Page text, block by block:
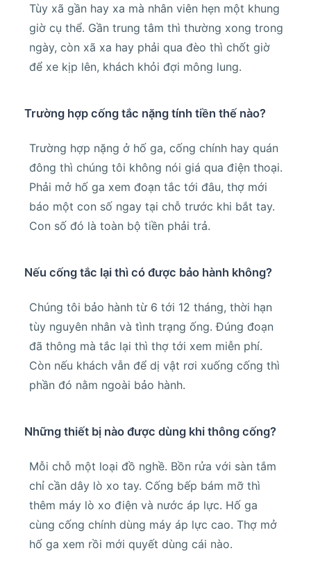
Tùy xã gần hay xa mà nhân viên hẹn một khung
giờ cụ thể. Gần trung tâm thì thường xong trong
ngày, còn xã xa hay phải qua đèo thì chốt giờ
để xe kịp lên, khách khỏi đợi mông lung.
Trường hợp cống tắc nặng tính tiền thế nào?
Trường hợp nặng ở hố ga, cống chính hay quán
đông thì chúng tôi không nói giá qua điện thoại.
Phải mở hố ga xem đoạn tắc tới đâu, thợ mới
báo một con số ngay tại chỗ trước khi bắt tay.
Con số đó là toàn bộ tiền phải trả.
Nếu cống tắc lại thì có được bảo hành không?
Chúng tôi bảo hành từ 6 tới 12 tháng, thời hạn
tùy nguyên nhân và tình trạng ống. Đúng đoạn
đã thông mà tắc lại thì thợ tới xem miễn phí.
Còn nếu khách vẫn để dị vật rơi xuống cống thì
phần đó nằm ngoài bảo hành.
Những thiết bị nào được dùng khi thông cống?
Mỗi chỗ một loại đồ nghề. Bồn rửa với sàn tắm
chỉ cần dây lò xo tay. Cống bếp bám mỡ thì
thêm máy lò xo điện và nước áp lực. Hố ga
cùng cống chính dùng máy áp lực cao. Thợ mở
hố ga xem rồi mới quyết dùng cái nào.